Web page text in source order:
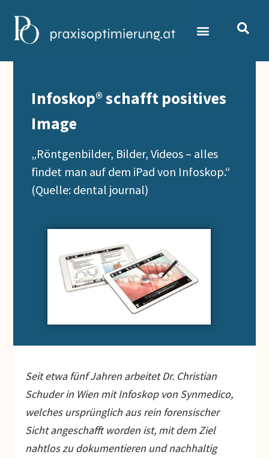
Infoskop® schafft positives
Image
„Röntgenbilder, Bilder, Videos – alles
findet man auf dem iPad von Infoskop.“
(Quelle: dental journal)
Seit etwa fünf Jahren arbeitet Dr. Christian
Schuder in Wien mit Infoskop von Synmedico,
welches ursprünglich aus rein forensischer
Sicht angeschafft worden ist, mit dem Ziel
nahtlos zu dokumentieren und nachhaltig